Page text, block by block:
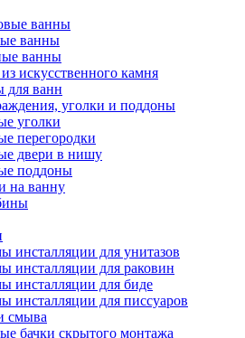
ванны
ванны
ванны
искусственного камня
для ванн
уголки и поддоны
уголки
перегородки
двери в нишу
поддоны
на ванну
инсталляции для унитазов
инсталляции для раковин
инсталляции для биде
инсталляции для писсуаров
смыва
бачки скрытого монтажа